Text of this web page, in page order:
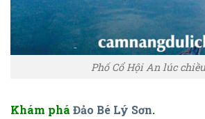
Phố Cổ Hội An lúc
Khám phá Đảo Bé Lý Sơn.